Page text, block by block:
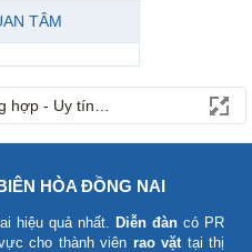
TÂM
hợp - Uy tín - Miễn phí
HÒA ĐỒNG NAI
hiệu quả nhất. Diễn đàn có PR
cho thành viên rao vặt tại thị